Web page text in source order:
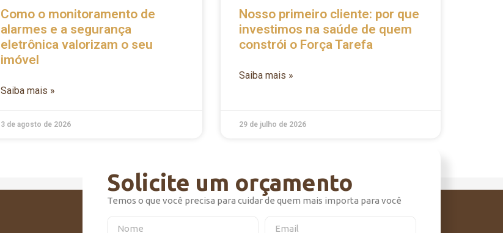
Como o monitoramento de
alarmes e a segurança
eletrônica valorizam o seu
imóvel
Saiba mais »
3 de agosto de 2026
Nosso primeiro cliente: por que
investimos na saúde de quem
constrói o Força Tarefa
Saiba mais »
29 de julho de 2026
Solicite um orçamento
Temos o que você precisa para cuidar de quem mais importa para você